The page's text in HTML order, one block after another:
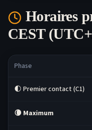
Horaires
CEST
Phase
🌓 Premier contact (C1)
🌘 Maximum